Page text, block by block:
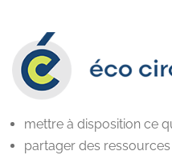
mettre à disposition ce
partager des